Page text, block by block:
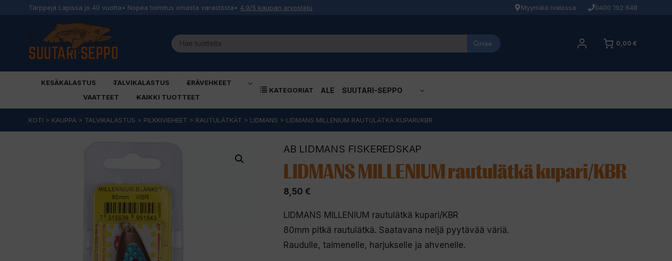
Tärppejä Lapissa jo 40 vuotta• Nopea toimitus omasta varastosta• 4.9/5 kaupan arvostelu Myymälä Ivalossa 0400 192 648
Hae 0,00 €
KESÄKALASTUS TALVIKALASTUS
ERÄVEHKEET
VAATTEET
KAIKKI TUOTTEET
KATEGORIAT ALE SUUTARI-SEPPO
sisältöön
KOTI > KAUPPA > TALVIKALASTUS > PILKKIVIEHEET > RAUTULÄTKÄT > LIDMANS > LIDMANS MILLENIUM RAUTULÄTKÄ KUPARI/KBR
AB LIDMANS FISKEREDSKAP
LIDMANS MILLENIUM rautulätkä kupari/KBR
8,50 €
LIDMANS MILLENIUM rautulätkä kupari/KBR
80mm pitkä rautulätkä. Saatavana neljä pyytävää väriä.
Raudulle, taimenelle, harjukselle ja ahvenelle.